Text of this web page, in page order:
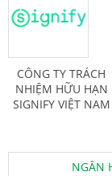
CÔNG TY TRÁCH
NHIỆM HỮU HẠN
SIGNIFY VIỆT NAM
NGÂN